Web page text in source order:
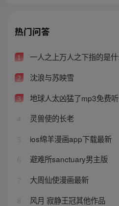
热门问答
1 一人之上万人之下指的是
2 沈浪与苏映雪
3 地球人太凶猛了mp3免费
4 灵兽使的长老
5 ios绵羊漫画app下载最新
6 避难所sanctuary男主版
7 大周仙使漫画最新
8 风月 寂静王冠其他作品